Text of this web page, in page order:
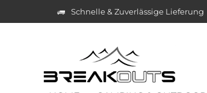
Schnelle & Zuverlässige Lieferung